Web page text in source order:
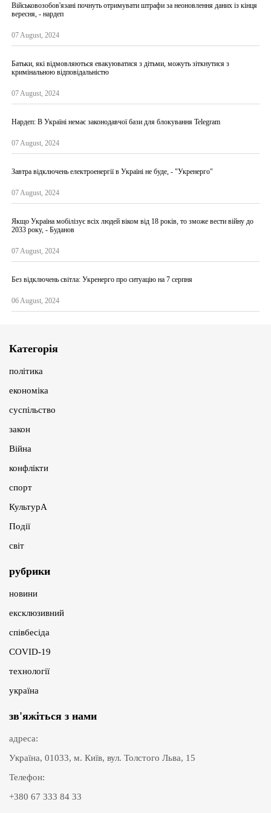
Військовозобов'язані почнуть отримувати штрафи за неоновлення даних із кінця
вересня, - нардеп
07 August, 2024
Батьки, які відмовляються евакуюватися з дітьми, можуть зіткнутися з
кримінальною відповідальністю
07 August, 2024
Нардеп: В Україні немає законодавчої бази для блокування Telegram
07 August, 2024
Завтра відключень електроенергії в Україні не буде, - "Укренерго"
07 August, 2024
Якщо Україна мобілізує всіх людей віком від 18 років, то зможе вести війну до
2033 року, - Буданов
07 August, 2024
Без відключень світла: Укренерго про ситуацію на 7 серпня
06 August, 2024
Категорія
політика
економіка
суспільство
закон
Війна
конфлікти
спорт
КультурА
Події
світ
рубрики
новини
ексклюзивний
співбесіда
COVID-19
технології
україна
зв'яжіться з нами
адреса:
Україна, 01033, м. Київ, вул. Толстого Льва, 15
Телефон:
+380 67 333 84 33